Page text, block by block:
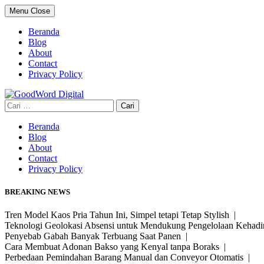
Skip
to
content
Menu Close
Beranda
Blog
About
Contact
Privacy Policy
Cari
untuk:
Beranda
Blog
About
Contact
Privacy Policy
BREAKING NEWS
Tren Model Kaos Pria Tahun Ini, Simpel tetapi Tetap Stylish |
Teknologi Geolokasi Absensi untuk Mendukung Pengelolaan
Penyebab Gabah Banyak Terbuang Saat Panen |
Cara Membuat Adonan Bakso yang Kenyal tanpa Boraks |
Perbedaan Pemindahan Barang Manual dan Conveyor Otomatis |